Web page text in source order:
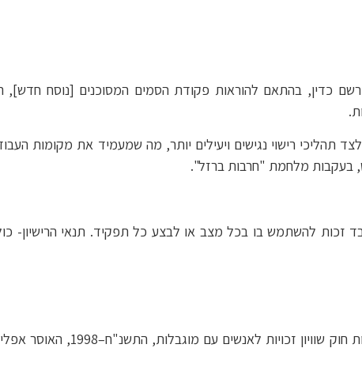
תהליכי רישוי נגישים ויעילים יותר, מה שמעמיד את מקומות
בעקבות מלחמת "חרבות ברזל".
זכות להשתמש בו בכל מצב או לבצע כל תפקיד. תנאי הרישיון-
, לרבות הזכות לפרטיות והזכות לשוויון, ובכלל זה